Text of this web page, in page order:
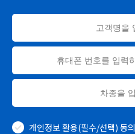
개인정보 활용(필수/선택) 동의